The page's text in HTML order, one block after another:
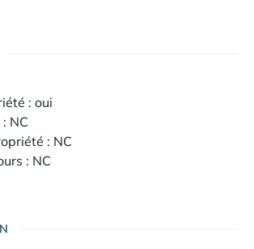
: oui
NC
: NC
: NC